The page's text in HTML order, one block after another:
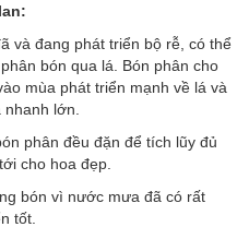
và đang phát triển bộ rễ, có thể
bón qua lá. Bón phân cho
mùa phát triển mạnh về lá và
lớn.
phân đều đặn để tích lũy đủ
cho hoa đẹp.
bón vì nước mưa đã có rất
tốt.